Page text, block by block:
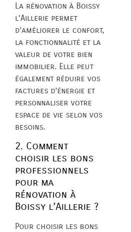
La rénovation à Boissy
l’Aillerie permet
d’améliorer le confort,
la fonctionnalité et la
valeur de votre bien
immobilier. Elle peut
également réduire vos
factures d’énergie et
personnaliser votre
espace de vie selon vos
besoins.
2. Comment
choisir les bons
professionnels
pour ma
rénovation à
Boissy l’Aillerie ?
Pour choisir les bons